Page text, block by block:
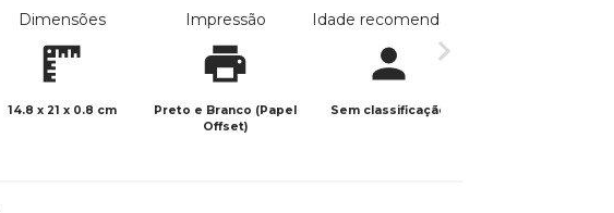
Dimensões
14.8 x 21 x 0.8 cm
Impressão
Preto e Branco (Papel
Offset)
Idade recomendada
Sem classificação